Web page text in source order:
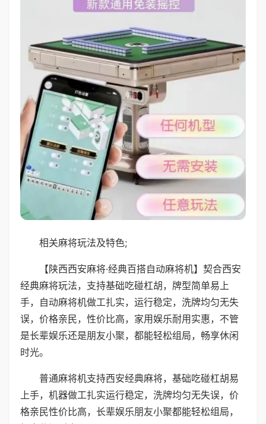
相关麻将玩法及特色;
【陕西西安麻将·经典百搭自动麻将机】契合西安
经典麻将玩法，支持基础吃碰杠胡，牌型简单易上
手，自动麻将机做工扎实，运行稳定，洗牌均匀无失
误，价格亲民，性价比高，家用娱乐耐用实惠，不管
是长辈娱乐还是朋友小聚，都能轻松组局，畅享休闲
时光。
普通麻将机支持西安经典麻将，基础吃碰杠胡易
上手，机器做工扎实运行稳定，洗牌均匀无失误，价
格亲民性价比高，长辈娱乐朋友小聚都能轻松组局，